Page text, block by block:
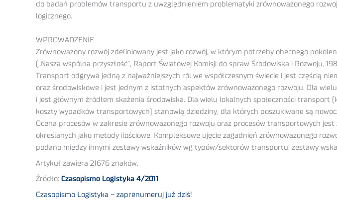
do badań problemów transportu z uwzględnieniem problematyki zrównoważonego
logicznego.
WPROWADZENIE
Zrównoważony rozwój zdefiniowany jest jako rozwój, w którym potrzeby obecnego
(„Nasza wspólna przyszłość”, Raport Światowej Komisji do spraw Środowiska i Rozwoju,
Transport odgrywa jedną z najważniejszych ról we współczesnym świecie i jest częścią
oraz środowiskowe i jest jednym z istotnych aspektów zrównoważonego rozwoju. Dla
i jest głównym źródłem skażenia środowiska. Dla wielu lokalnych społeczności
koszty wypadków transportowych) stanowią dziedziny, dla których poszukiwane są
Ocena procesów w zakresie zrównoważonego rozwoju oraz procesów transportowych
określanych jako metody ilościowe. Kompleksowe ujęcie zagadnień zrównoważonego
podano między innymi zestawy wskaźników wg typów/sektorów transportu, zestawy
Artykuł zawiera 21676 znaków.
Źródło: Czasopismo Logistyka 4/2011
Czasopismo Logistyka – zaprenumeruj już dziś!